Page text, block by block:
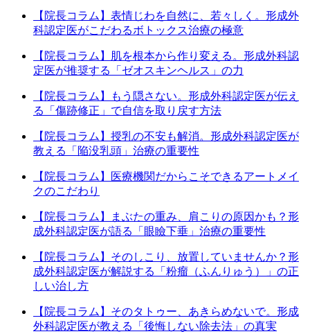
【院長コラム】表情じわを自然に、若々しく。形成外
科認定医がこだわるボトックス治療の極意
【院長コラム】肌を根本から作り変える。形成外科認
定医が推奨する「ゼオスキンヘルス」の力
【院長コラム】もう隠さない。形成外科認定医が伝え
る「傷跡修正」で自信を取り戻す方法
【院長コラム】授乳の不安も解消。形成外科認定医が
教える「陥没乳頭」治療の重要性
【院長コラム】医療機関だからこそできるアートメイ
クのこだわり
【院長コラム】まぶたの重み、肩こりの原因かも？形
成外科認定医が語る「眼瞼下垂」治療の重要性
【院長コラム】そのしこり、放置していませんか？形
成外科認定医が解説する「粉瘤（ふんりゅう）」の正
しい治し方
【院長コラム】そのタトゥー、あきらめないで。形成
外科認定医が教える「後悔しない除去法」の真実